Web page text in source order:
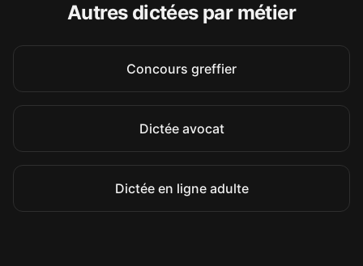
Cela me semble une super idée
car on peut vite perdre en
orthographe, et ça travaille
indirectement la syntaxe
puisque le texte dicté est
correct, bien formulé. Bravo
pour la création de cet outil !
Autres dictées par métier
Concours greffier
Dictée avocat
Dictée en ligne adulte